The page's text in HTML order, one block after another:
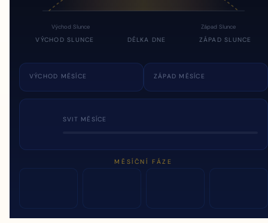
Východ Slunce Západ Slunce
VÝCHOD SLUNCE DÉLKA DNE ZÁPAD SLUNCE
VÝCHOD MĚSÍCE ZÁPAD MĚSÍCE
SVIT MĚSÍCE
MĚSÍČNÍ FÁZE